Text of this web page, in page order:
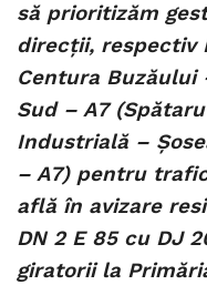
să prioritizăm
direcții, respectiv
Centura Buzăului
Sud – A7
Industrială –
– A7) pentru
află în avizare
DN 2 E 85 cu DJ
giratorii la